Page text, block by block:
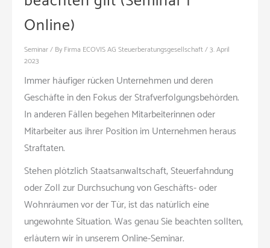
Online)
Seminar/ By Firma ECOVIS AG Steuerberatungsgesellschaft/3. April
2023
Immer häufiger rücken Unternehmen und deren
Geschäfte in den Fokus der Strafverfolgungsbehörden.
In anderen Fällen begehen Mitarbeiterinnen oder
Mitarbeiter aus ihrer Position im Unternehmen heraus
Straftaten.
Stehen plötzlich Staatsanwaltschaft, Steuerfahndung
oder Zoll zur Durchsuchung von Geschäfts- oder
Wohnräumen vor der Tür, ist das natürlich eine
ungewohnte Situation. Was genau Sie beachten sollten,
erläutern wir in unserem Online-Seminar.